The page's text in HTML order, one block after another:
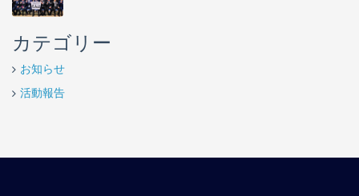
カテゴリー
お知らせ
活動報告